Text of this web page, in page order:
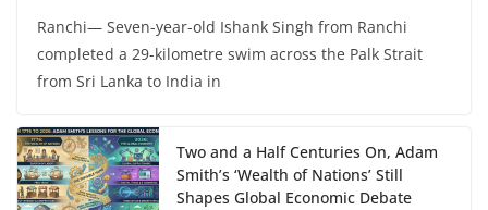
Ranchi— Seven-year-old Ishank Singh from Ranchi
completed a 29-kilometre swim across the Palk Strait
from Sri Lanka to India in
Two and a Half Centuries On, Adam
Smith’s ‘Wealth of Nations’ Still
Shapes Global Economic Debate